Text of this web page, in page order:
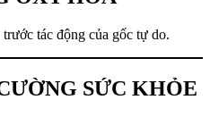
tác động của gốc tự do.
SỨC KHỎE